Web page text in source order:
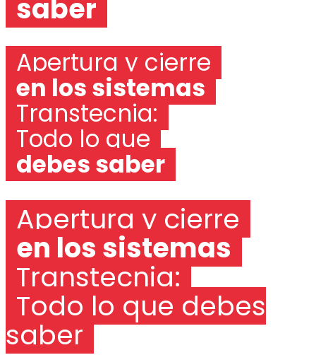
saber
Apertura y cierre
en los sistemas
Transtecnia:
Todo lo que
debes saber
Apertura y cierre
en los sistemas
Transtecnia:
Todo lo que debes
saber